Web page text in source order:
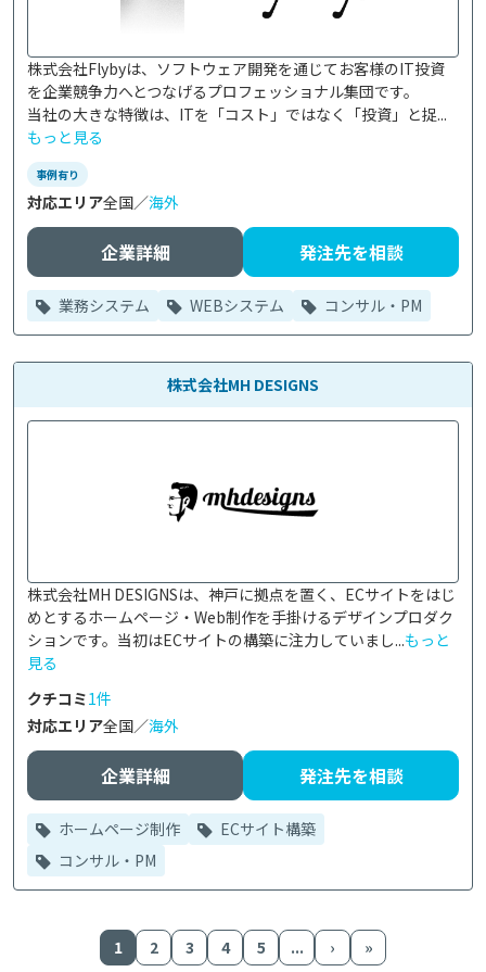
株式会社Flybyは、ソフトウェア開発を通じてお客様のIT投資
を企業競争力へとつなげるプロフェッショナル集団です。
当社の大きな特徴は、ITを「コスト」ではなく「投資」と捉...
もっと見る
事例有り
対応エリア全国／海外
企業詳細 発注先を相談
業務システム WEBシステム コンサル・PM
株式会社MH DESIGNS
株式会社MH DESIGNSは、神戸に拠点を置く、ECサイトをはじ
めとするホームページ・Web制作を手掛けるデザインプロダク
ションです。当初はECサイトの構築に注力していまし...もっと
見る
クチコミ1件
対応エリア全国／海外
企業詳細 発注先を相談
ホームページ制作
ECサイト構築
コンサル・PM
1 2 3 4 5 ... › »